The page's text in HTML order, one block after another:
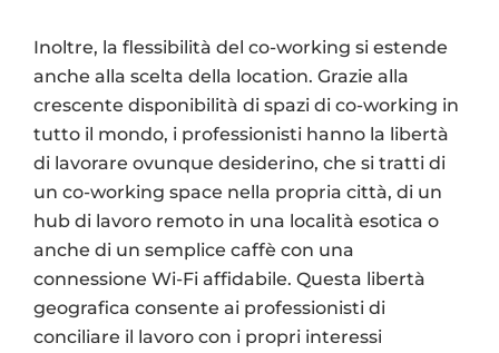
Inoltre, la flessibilità del co-working si estende
anche alla scelta della location. Grazie alla
crescente disponibilità di spazi di co-working in
tutto il mondo, i professionisti hanno la libertà
di lavorare ovunque desiderino, che si tratti di
un co-working space nella propria città, di un
hub di lavoro remoto in una località esotica o
anche di un semplice caffè con una
connessione Wi-Fi affidabile. Questa libertà
geografica consente ai professionisti di
conciliare il lavoro con i propri interessi